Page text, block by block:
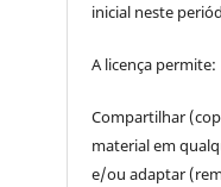
inicial neste
A licença permite:
Compartilhar
material em
e/ou adaptar